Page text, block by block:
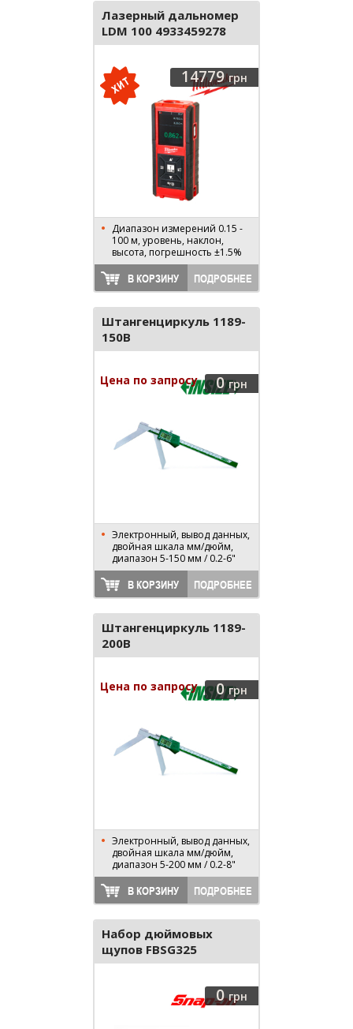
Лазерный дальномер
LDM 100 4933459278
14779грн
Диапазон измерений 0.15 -
100 м, уровень, наклон,
высота, погрешность ±1.5%
В КОРЗИНУ ПОДРОБНЕЕ
Штангенциркуль 1189-
150B
0грн
Цена по запросу
Электронный, вывод данных,
двойная шкала мм/дюйм,
диапазон 5-150 мм / 0.2-6"
В КОРЗИНУ ПОДРОБНЕЕ
Штангенциркуль 1189-
200B
0грн
Цена по запросу
Электронный, вывод данных,
двойная шкала мм/дюйм,
диапазон 5-200 мм / 0.2-8"
В КОРЗИНУ ПОДРОБНЕЕ
Набор дюймовых
щупов FBSG325
0грн